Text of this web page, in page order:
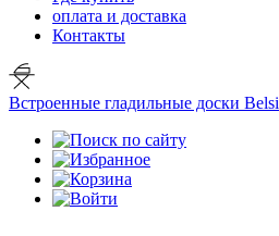
оплата и доставка
Контакты
Встроенные гладильные доски Belsi